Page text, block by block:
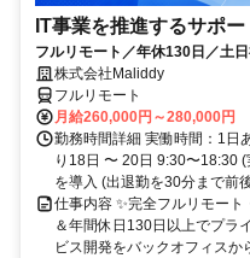
IT事業を推進するサポ
フルリモート／年休130日／土
株式会社Maliddy
フルリモート
月給260,000円～280,000円
勤務時間詳細 実働時間：1日
り18日 〜 20日 9:30〜18:30
を導入 (出退勤を30分まで前
仕事内容 ✨完全フルリモート
＆年間休日130日以上でプラ
ビス開発をバックオフィス